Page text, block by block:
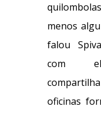
menos
falou
com
oficinas